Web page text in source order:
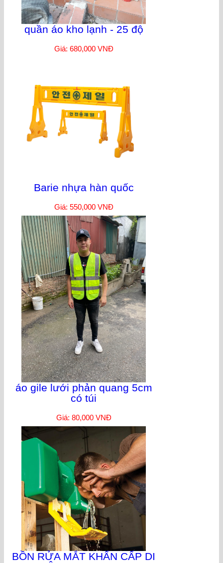
quần áo kho lạnh - 25 độ
Giá: 680,000 VNĐ
Barie nhựa hàn quốc
Giá: 550,000 VNĐ
áo gile lưới phản quang 5cm
có túi
Giá: 80,000 VNĐ
BỒN RỬA MẮT KHẨN CẤP DI